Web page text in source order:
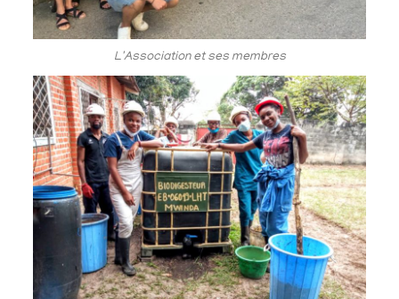
L'Association et ses membres